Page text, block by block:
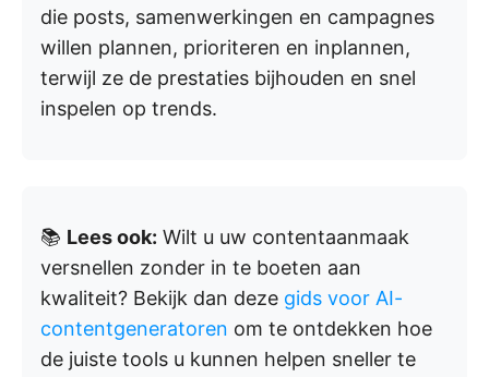
die posts, samenwerkingen en campagnes
willen plannen, prioriteren en inplannen,
terwijl ze de prestaties bijhouden en snel
inspelen op trends.
📚 Lees ook: Wilt u uw contentaanmaak
versnellen zonder in te boeten aan
kwaliteit? Bekijk dan deze gids voor AI-
contentgeneratoren om te ontdekken hoe
de juiste tools u kunnen helpen sneller te